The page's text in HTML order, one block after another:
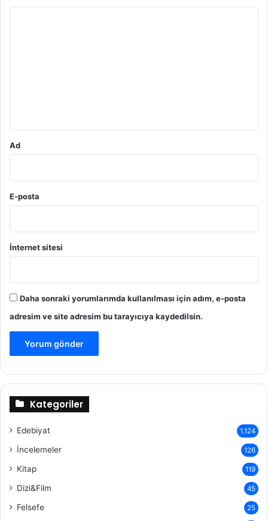
Ad
E-posta
İnternet sitesi
Daha sonraki yorumlarımda kullanılması için adım, e-posta
adresim ve site adresim bu tarayıcıya kaydedilsin.
Kategoriler
Edebiyat 1.124
İncelemeler 126
Kitap 119
Dizi&Film 45
Felsefe 25